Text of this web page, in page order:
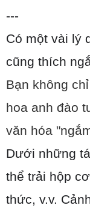
---
Có một vài lý
cũng thích
Bạn không
hoa anh đào
văn hóa
Dưới những
thể trải hộp
thức, v.v.